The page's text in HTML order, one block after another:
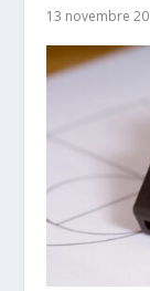
13 novembre